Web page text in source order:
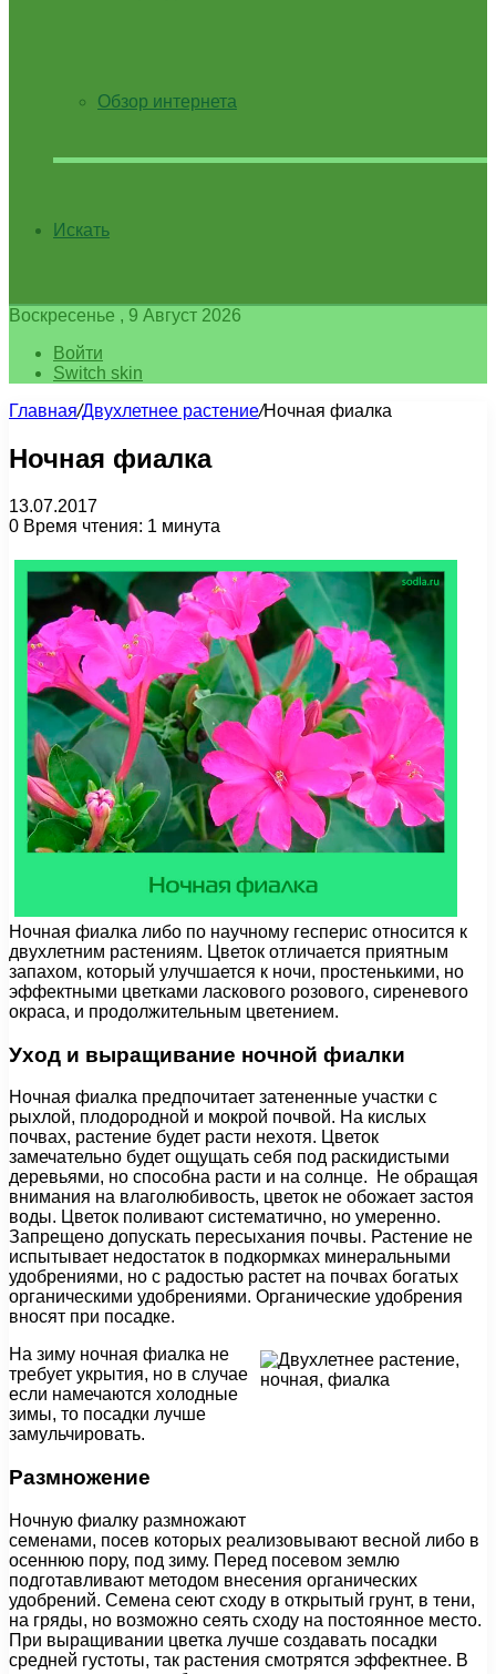
Обзор интернета
Искать
Воскресенье , 9 Август 2026
Войти
Switch skin
Главная/Двухлетнее растение/Ночная фиалка
Ночная фиалка
13.07.2017
0 Время чтения: 1 минута
Ночная фиалка либо по научному гесперис относится к
двухлетним растениям. Цветок отличается приятным
запахом, который улучшается к ночи, простенькими, но
эффектными цветками ласкового розового, сиреневого
окраса, и продолжительным цветением.
Уход и выращивание ночной фиалки
Ночная фиалка предпочитает затененные участки с
рыхлой, плодородной и мокрой почвой. На кислых
почвах, растение будет расти нехотя. Цветок
замечательно будет ощущать себя под раскидистыми
деревьями, но способна расти и на солнце. Не обращая
внимания на влаголюбивость, цветок не обожает застоя
воды. Цветок поливают систематично, но умеренно.
Запрещено допускать пересыхания почвы. Растение не
испытывает недостаток в подкормках минеральными
удобрениями, но с радостью растет на почвах богатых
органическими удобрениями. Органические удобрения
вносят при посадке.
На зиму ночная фиалка не
требует укрытия, но в случае
если намечаются холодные
зимы, то посадки лучше
замульчировать.
Размножение
Ночную фиалку размножают
семенами, посев которых реализовывают весной либо в
осеннюю пору, под зиму. Перед посевом землю
подготавливают методом внесения органических
удобрений. Семена сеют сходу в открытый грунт, в тени,
на гряды, но возможно сеять сходу на постоянное место.
При выращивании цветка лучше создавать посадки
средней густоты, так растения смотрятся эффектнее. В